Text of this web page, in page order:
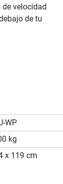
velocidad
de tu
WP
kg
x 119 cm